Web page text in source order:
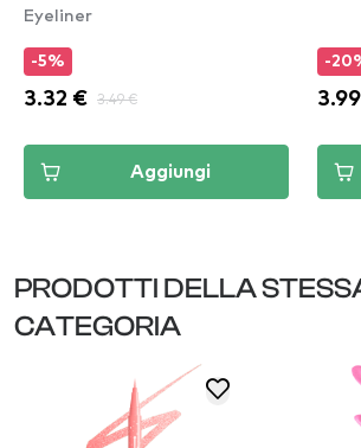
Eyeliner
-5%
3.32 € 3.49 €
Aggiungi
-
PRODOTTI DELLA
CATEGORIA